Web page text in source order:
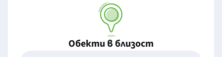
Обекти в близост